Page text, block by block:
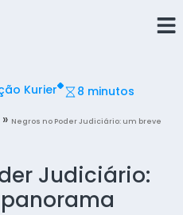
Kurier 8 minutos
» Negros no Poder Judiciário: um breve
Judiciário: